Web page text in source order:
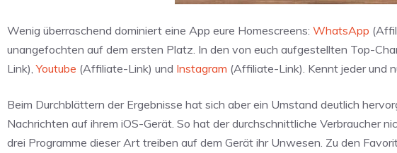
Wenig überraschend dominiert eine App eure Homescreens: WhatsApp
unangefochten auf dem ersten Platz. In den von euch aufgestellten Top-
Link),Youtube (Affiliate-Link) und Instagram (Affiliate-Link). Kennt jeder und
Beim Durchblättern der Ergebnisse hat sich aber ein Umstand deutlich
Nachrichten auf ihrem iOS-Gerät. So hat der durchschnittliche Verbraucher
drei Programme dieser Art treiben auf dem Gerät ihr Unwesen. Zu den